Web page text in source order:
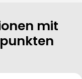
mit